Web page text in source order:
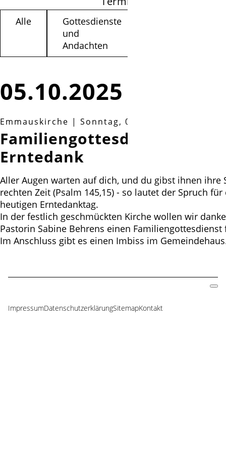
05.10.2025
Alle
Gottesdienste
und
Andachten
Emmauskirche | Sonntag, 05.10.2025, 11:00
Familiengottesdienst zum
Erntedank
Aller Augen warten auf dich, und du gibst ihnen ihre
rechten Zeit (Psalm 145,15) - so lautet der Spruch für
heutigen Erntedanktag.
In der festlich geschmückten Kirche wollen wir
Pastorin Sabine Behrens einen Familiengottesdienst
Im Anschluss gibt es einen Imbiss im
Navigation
ImpressumDatenschutzerklärungSitemapKontakt